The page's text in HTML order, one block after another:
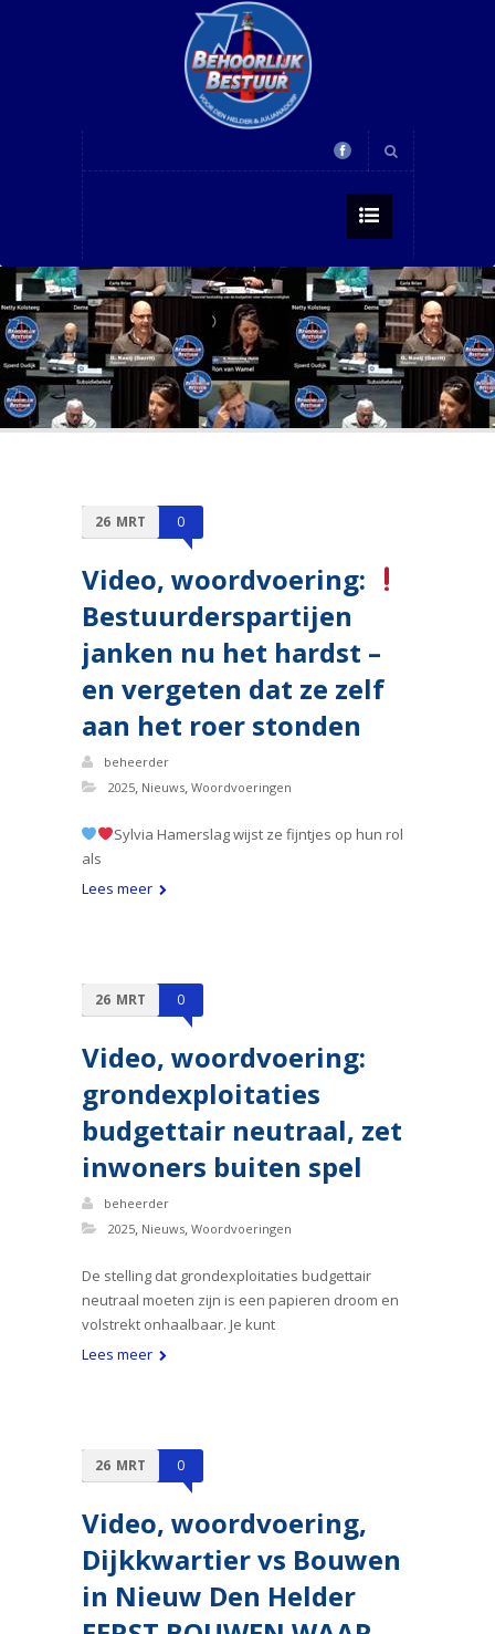
26 MRT 0
Video, woordvoering:
Bestuurderspartijen
janken nu het hardst –
en vergeten dat ze zelf
aan het roer stonden
beheerder
2025, Nieuws, Woordvoeringen
Sylvia Hamerslag wijst ze fijntjes op hun rol
als
Lees meer
26 MRT 0
Video, woordvoering:
grondexploitaties
budgettair neutraal, zet
inwoners buiten spel
beheerder
2025, Nieuws, Woordvoeringen
De stelling dat grondexploitaties budgettair
neutraal moeten zijn is een papieren droom en
volstrekt onhaalbaar. Je kunt
Lees meer
26 MRT 0
Video, woordvoering,
Dijkkwartier vs Bouwen
in Nieuw Den Helder